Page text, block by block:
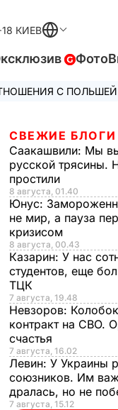
КИЕВ
Фото
С ПОЛЬШЕЙ
СВЕЖИЕ БЛОГИ
Саакашвили: Мы
русской трясины.
простили
8 августа, 01.40
Юнус:
не мир, а пауза
кризисом
8 августа, 00.43
Казарин: У нас
студентов, еще
ТЦК
7 августа, 19.48
Невзоров:
контракт на СВО.
счастья
7 августа, 16.02
Левин: У Украины
союзников. Им
дралась, но не
7 августа, 15.12